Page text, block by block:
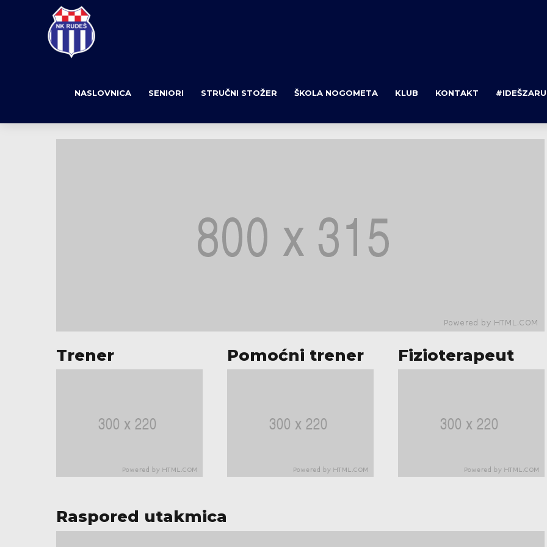
NASLOVNICA SENIORI STRUČNI STOŽER ŠKOLA NOGOMETA KLUB KONTAKT
Trener Pomoćni trener Fizioterapeut
Raspored utakmica